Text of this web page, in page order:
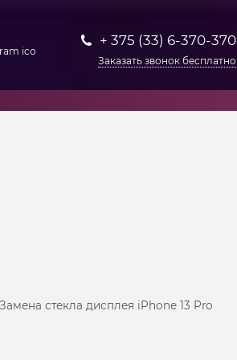
+ 375 (33) 6-370-370
Заказать звонок бесплатно